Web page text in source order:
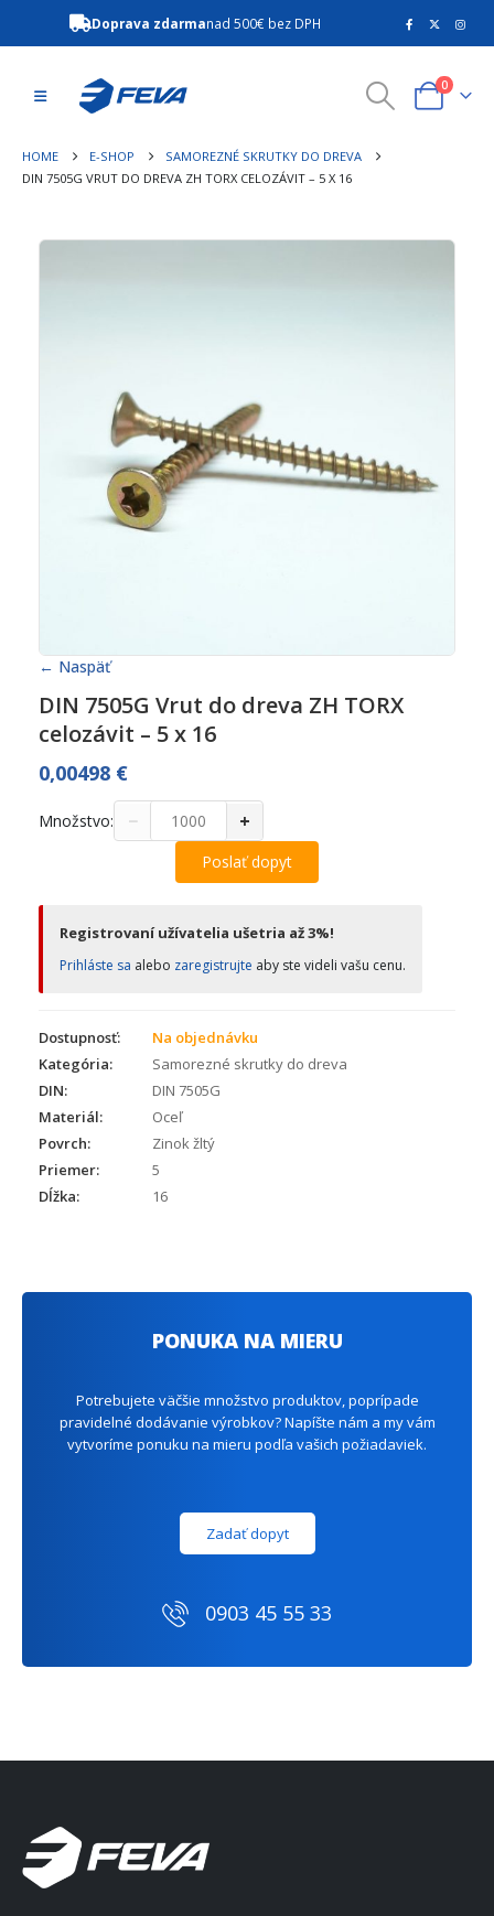
Doprava zdarmanad 500€ bez DPH
0
HOME E-SHOP
SAMOREZNÉ SKRUTKY DO DREVA
DIN 7505G VRUT DO DREVA ZH TORX CELOZÁVIT – 5 X 16
← Naspäť
DIN 7505G Vrut do dreva ZH TORX
celozávit – 5 x 16
0,00498 €
Množstvo: − +
Poslať dopyt
Registrovaní užívatelia ušetria až 3%!
Prihláste sa alebo zaregistrujte aby ste videli vašu cenu.
Dostupnosť:
Na objednávku
Kategória:
Samorezné skrutky do dreva
DIN:
DIN 7505G
Materiál:
Oceľ
Povrch:
Zinok žltý
Priemer:
5
Dĺžka:
16
PONUKA NA MIERU
Potrebujete väčšie množstvo produktov, poprípade
pravidelné dodávanie výrobkov? Napíšte nám a my vám
vytvoríme ponuku na mieru podľa vašich požiadaviek.
Zadať dopyt
0903 45 55 33